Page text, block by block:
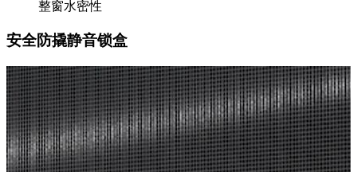
整窗水密性
安全防撬静音锁盒